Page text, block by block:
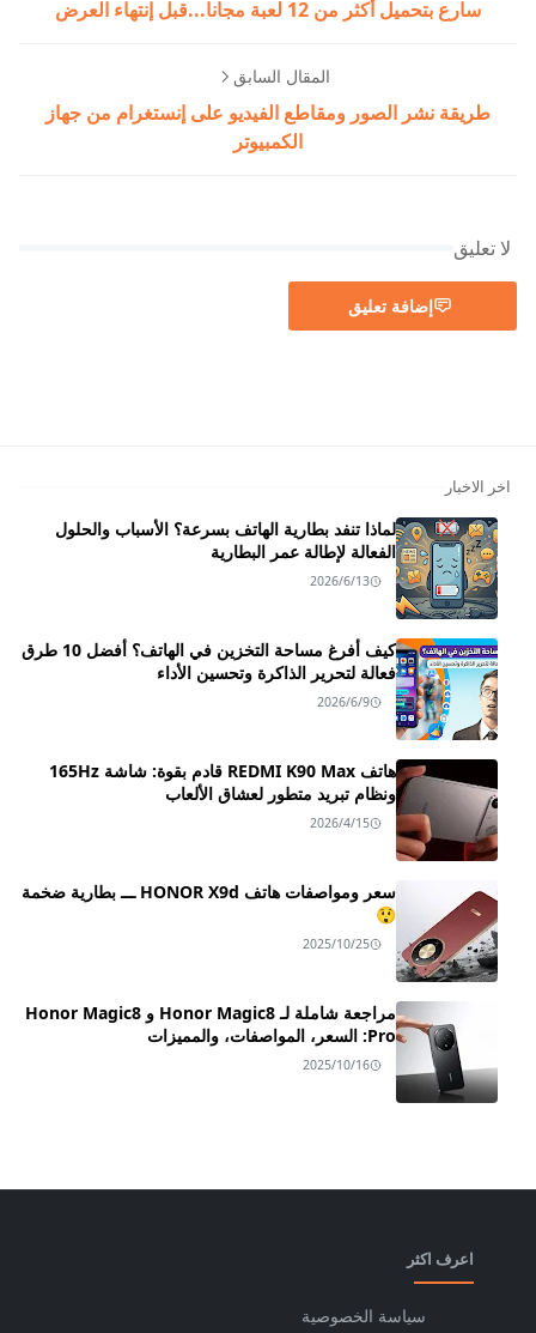
سارع بتحميل أكثر من 12 لعبة مجانا...قبل إنتهاء العرض
المقال السابق
طريقة نشر الصور ومقاطع الفيديو على إنستغرام من جهاز
الكمبيوتر
لا تعليق
إضافة تعليق
اخر الاخبار
لماذا تنفد بطارية الهاتف بسرعة؟ الأسباب والحلول
الفعالة لإطالة عمر البطارية
2026/6/13
كيف أفرغ مساحة التخزين في الهاتف؟ أفضل 10 طرق
فعالة لتحرير الذاكرة وتحسين الأداء
2026/6/9
هاتف REDMI K90 Max قادم بقوة: شاشة 165Hz
ونظام تبريد متطور لعشاق الألعاب
2026/4/15
سعر ومواصفات هاتف HONOR X9d ـــ بطارية ضخمة
😲
2025/10/25
مراجعة شاملة لـ Honor Magic8 و Honor Magic8
Pro: السعر، المواصفات، والمميزات
2025/10/16
اعرف اكثر
سياسة الخصوصية